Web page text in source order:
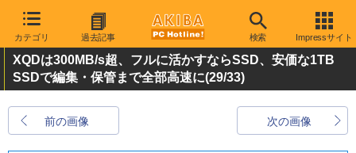
カテゴリ 過去記事 検索 Impressサイト
XQDは300MB/s超、フルに活かすならSSD、安価な1TB
SSDで編集・保管まで全部高速に(29/33)
前の画像 次の画像